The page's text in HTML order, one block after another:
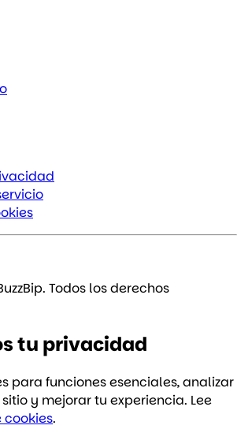
Todos los derechos
tu privacidad
para funciones esenciales, analizar
y mejorar tu experiencia. Lee
cookies.